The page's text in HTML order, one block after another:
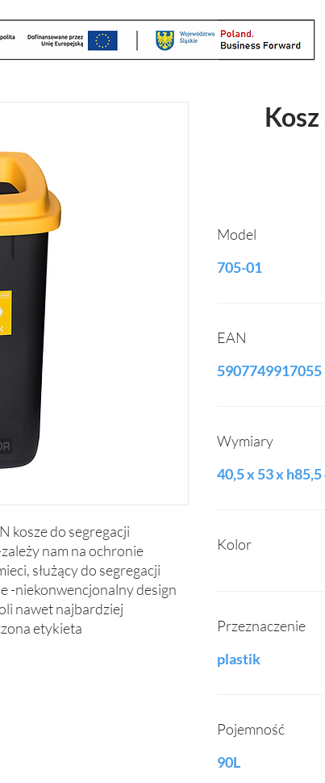
kosze do segregacji
nam na ochronie
służący do segregacji
-niekonwencjonalny design
nawet najbardziej
etykieta
Model
705-01
EAN
5907749917055
Wymiary
40,5 x 53 x h85,5
Kolor
Przeznaczenie
plastik
Pojemność
90L